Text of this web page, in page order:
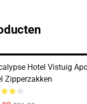
Hotel Vistuig
Zipperzakken